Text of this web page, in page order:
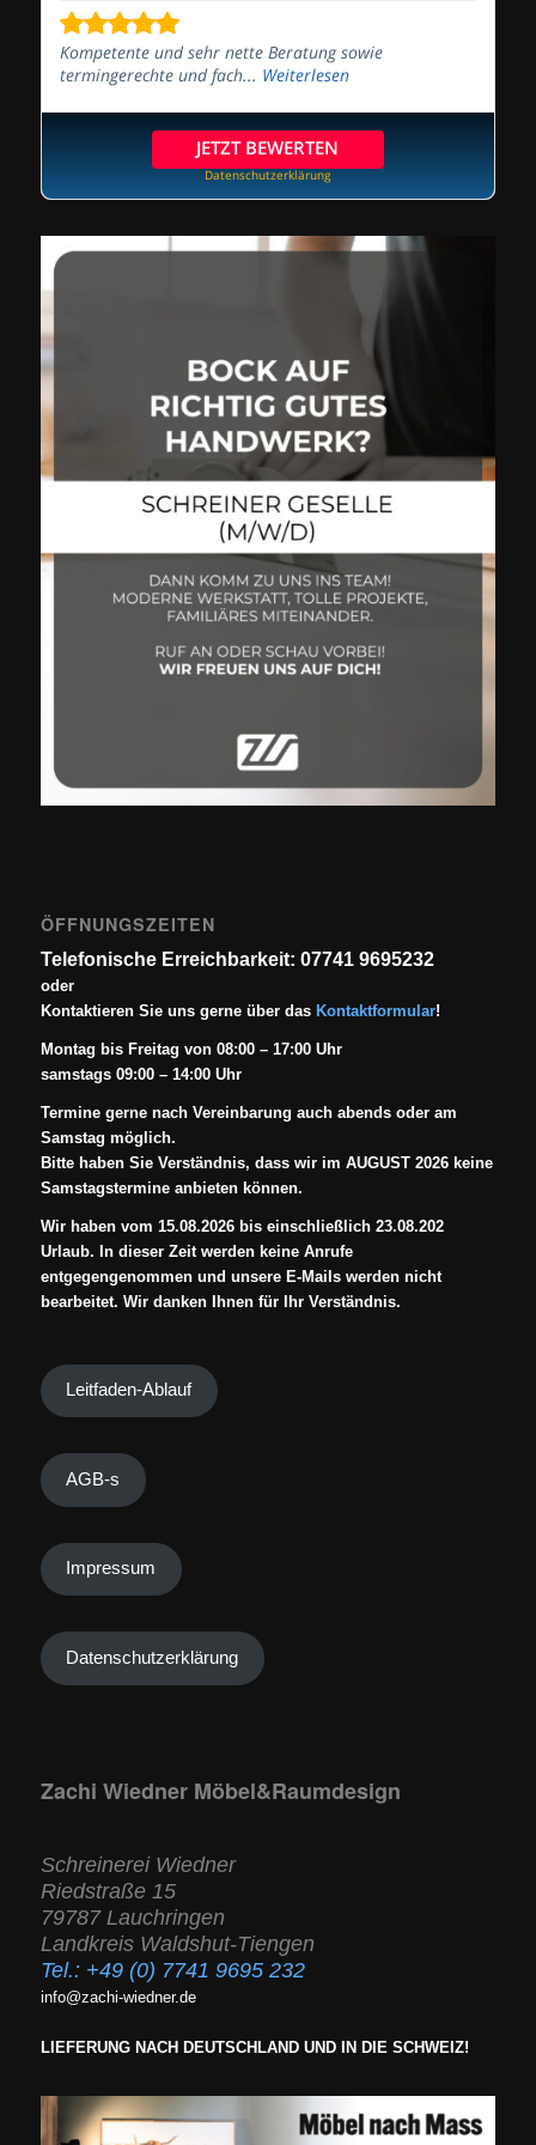
Kompetente und sehr nette Beratung sowie
termingerechte und fach... Weiterlesen
JETZT BEWERTEN
Datenschutzerklärung
ÖFFNUNGSZEITEN
Telefonische Erreichbarkeit: 07741 9695232
oder
Kontaktieren Sie uns gerne über das Kontaktformular!
Montag bis Freitag von 08:00 – 17:00 Uhr
samstags 09:00 – 14:00 Uhr
Termine gerne nach Vereinbarung auch abends oder am
Samstag möglich.
Bitte haben Sie Verständnis, dass wir im AUGUST 2026 keine
Samstagstermine anbieten können.
Wir haben vom 15.08.2026 bis einschließlich 23.08.202
Urlaub. In dieser Zeit werden keine Anrufe
entgegengenommen und unsere E-Mails werden nicht
bearbeitet. Wir danken Ihnen für Ihr Verständnis.
Leitfaden-Ablauf
AGB-s
Impressum
Datenschutzerklärung
Zachi Wiedner Möbel&Raumdesign
Schreinerei Wiedner
Riedstraße 15
79787 Lauchringen
Landkreis Waldshut-Tiengen
Tel.: +49 (0) 7741 9695 232
info@zachi-wiedner.de
LIEFERUNG NACH DEUTSCHLAND UND IN DIE SCHWEIZ!